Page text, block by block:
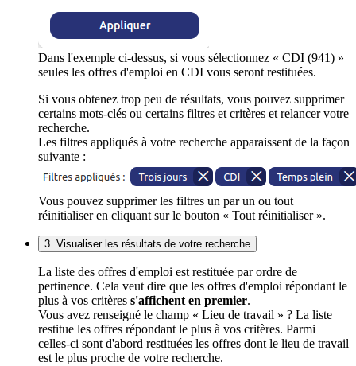
Dans l'exemple ci-dessus, si vous sélectionnez « CDI (941) »
seules les offres d'emploi en CDI vous seront restituées.
Si vous obtenez trop peu de résultats, vous pouvez supprimer
certains mots-clés ou certains filtres et critères et relancer votre
recherche.
Les filtres appliqués à votre recherche apparaissent de la façon
suivante :
Vous pouvez supprimer les filtres un par un ou tout
réinitialiser en cliquant sur le bouton « Tout réinitialiser ».
3. Visualiser les résultats de votre recherche
La liste des offres d'emploi est restituée par ordre de
pertinence. Cela veut dire que les offres d'emploi répondant le
plus à vos critères s'affichent en premier.
Vous avez renseigné le champ « Lieu de travail » ? La liste
restitue les offres répondant le plus à vos critères. Parmi
celles-ci sont d'abord restituées les offres dont le lieu de travail
est le plus proche de votre recherche.